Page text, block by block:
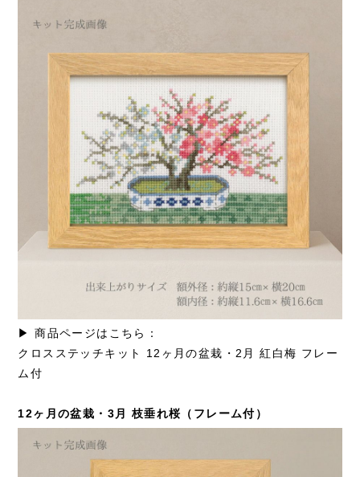
▶ 商品ページはこちら：
クロスステッチキット 12ヶ月の盆栽・2月 紅白梅 フレー
ム付
12ヶ月の盆栽・3月 枝垂れ桜（フレーム付）